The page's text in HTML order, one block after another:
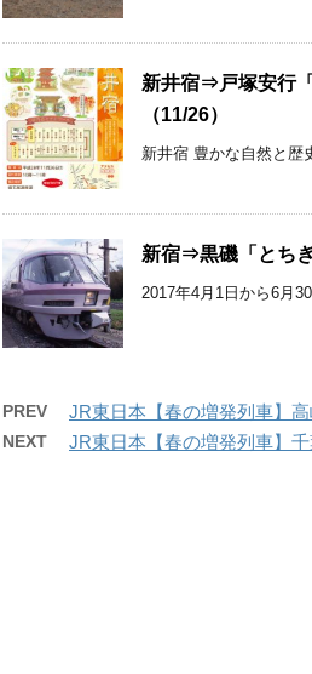
新井宿⇒戸塚安行
（11/26）
新井宿 豊かな自然と
新宿⇒黒磯「とち
2017年4月1日から6月
PREV JR東日本【春の増発列車】
NEXT JR東日本【春の増発列車】